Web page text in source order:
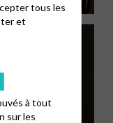
tous les
et
à tout
sur les